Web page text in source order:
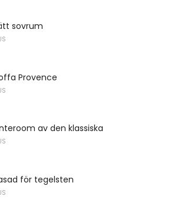
sovrum
Provence
av den klassiska
för tegelsten